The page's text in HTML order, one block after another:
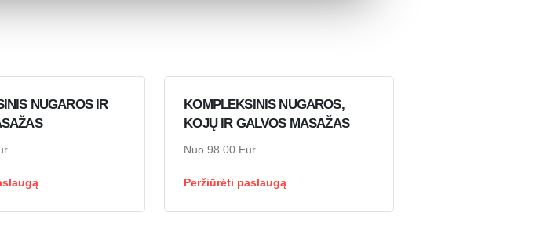
NUGAROS IR
KOMPLEKSINIS NUGAROS,
KOJŲ IR GALVOS MASAŽAS
Nuo 98.00 Eur
Peržiūrėti paslaugą